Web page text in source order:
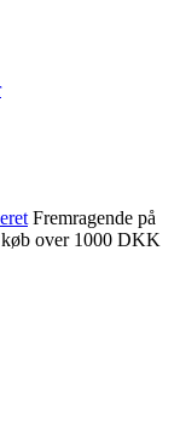
Fremragende på
over 1000 DKK